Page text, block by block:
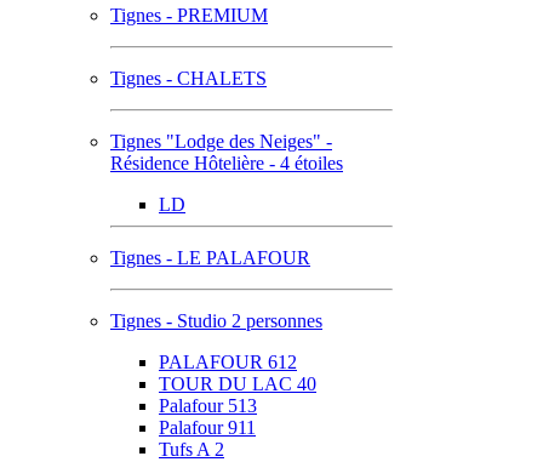
Tignes - PREMIUM
Tignes - CHALETS
Tignes "Lodge des Neiges" -
Résidence Hôtelière - 4 étoiles
LD
Tignes - LE PALAFOUR
Tignes - Studio 2 personnes
PALAFOUR 612
TOUR DU LAC 40
Palafour 513
Palafour 911
Tufs A 2